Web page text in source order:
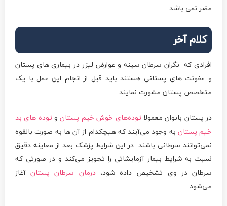
مضر نمی باشد.
کلام آخر
افرادی که نگران سرطان سینه و عوارض لیزر در بیماری های پستان
و عفونت های پستانی هستند باید قبل از انجام این عمل با یک
متخصص پستان مشورت نمایند.
در پستان بانوان معمولا توده‌های خوش خیم پستانو توده های بد
خیم پستان به وجود می‌آیند که هیچکدام از آن ها به صورت بالقوه
نمی‌توانند سرطانی باشند. در این شرایط پزشک بعد از معاینه دقیق
نسبت به شرایط بیمار آزمایشاتی را تجویز می‌کند و در صورتی که
سرطان در وی تشخیص داده شود،درمان سرطان پستانآغاز
می‌شود.